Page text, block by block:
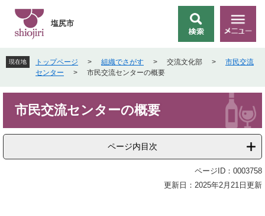
先
頭
す
を
飛
し
文
索
メ
ニ
ー
塩尻市
現在地 トップページ > 組織でさがす > 交流文化部 >
市民交流
センター
> 市民交流センターの概要
市民交流センターの概要
ページ内目次
ページID：0003758
更新日：2025年2月21日更新